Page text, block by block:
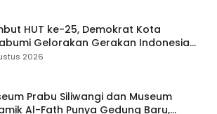
HUT ke-25, Demokrat Kota
Gelorakan Gerakan Indonesia
Lewat Aksi Bersih Masjid Agung
2026
Prabu Siliwangi dan Museum
Al-Fath Punya Gedung Baru,